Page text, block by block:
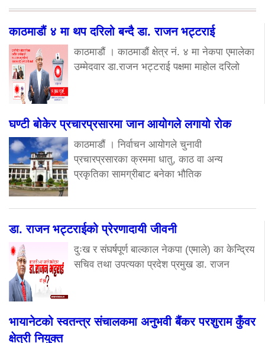
काठमाडौं ४ मा थप दरिलो बन्दै डा. राजन भट्टराई
काठमाडौं । काठमाडौं क्षेत्र नं. ४ मा नेकपा एमालेका
उम्मेदवार डा.राजन भट्टराई पक्षमा माहोल दरिलो
घण्टी बोकेर प्रचारप्रसारमा जान आयोगले लगायो रोक
काठमाडौं । निर्वाचन आयोगले चुनावी
प्रचारप्रसारका क्रममा धातु, काठ वा अन्य
प्रकृतिका सामग्रीबाट बनेका भौतिक
डा. राजन भट्टराईको प्रेरणादायी जीवनी
दुःख र संघर्षपूर्ण बाल्काल नेकपा (एमाले) का केन्द्रिय
सचिव तथा उपत्यका प्रदेश प्रमुख डा. राजन
भायानेटको स्वतन्त्र संचालकमा अनुभवी बैंकर परशुराम कुँवर
क्षेत्री नियुक्त